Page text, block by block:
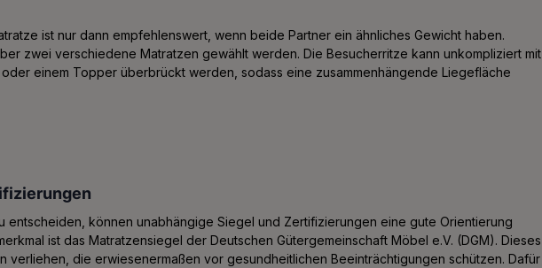
ist nur dann empfehlenswert, wenn beide Partner ein ähnliches Gewicht haben.
zwei verschiedene Matratzen gewählt werden. Die Besucherritze kann unkompliziert mit
einem Topper überbrückt werden, sodass eine zusammenhängende Liegefläche
entscheiden, können unabhängige Siegel und Zertifizierungen eine gute Orientierung
ist das Matratzensiegel der Deutschen Gütergemeinschaft Möbel e.V. (DGM). Dieses
verliehen, die erwiesenermaßen vor gesundheitlichen Beeinträchtigungen schützen. Dafür